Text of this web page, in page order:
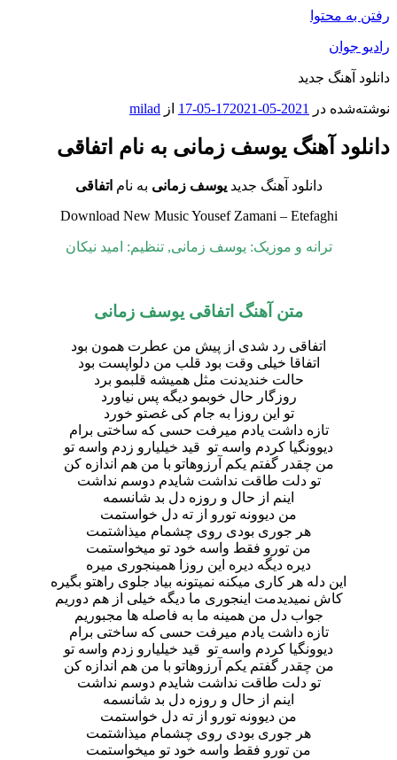
رفتن به محتوا
رادیو جوان
دانلود آهنگ جدید
نوشته‌شده در 2021-05-17
2021-05-17 از milad
دانلود آهنگ یوسف زمانی به نام اتفاقی
دانلود آهنگ جدیدیوسف زمانی به نام اتفاقی
Download New Music Yousef Zamani – Etefaghi
ترانه و موزیک: یوسف زمانی, تنظیم: امید نیکان
متن آهنگ اتفاقی یوسف زمانی
اتفاقی رد شدی از پیش من عطرت همون بود
اتفاقا خیلی وقت بود قلب من دلواپست بود
حالت خندیدنت مثل همیشه قلبمو برد
روزگار حال خوبمو دیگه پس نیاورد
تو این روزا به جام کی غصتو خورد
تازه داشت یادم میرفت حسی که ساختی برام
دیوونگیا کردم واسه تو قید خیلیارو زدم واسه تو
من چقدر گفتم یکم آرزوهاتو با من هم اندازه کن
تو دلت طاقت نداشت شایدم دوسم نداشت
اینم از حال و روزه دل بد شانسمه
من دیوونه تورو از ته دل خواستمت
هر جوری بودی روی چشمام میذاشتمت
من تورو فقط واسه خود تو میخواستمت
دیره دیگه دیره این روزا همینجوری میره
این دله هر کاری میکنه نمیتونه بیاد جلوی راهتو بگیره
کاش نمیدیدمت اینجوری ما دیگه خیلی از هم دوریم
جواب دل من همینه ما به فاصله ها مجبوریم
تازه داشت یادم میرفت حسی که ساختی برام
دیوونگیا کردم واسه تو قید خیلیارو زدم واسه تو
من چقدر گفتم یکم آرزوهاتو با من هم اندازه کن
تو دلت طاقت نداشت شایدم دوسم نداشت
اینم از حال و روزه دل بد شانسمه
من دیوونه تورو از ته دل خواستمت
هر جوری بودی روی چشمام میذاشتمت
من تورو فقط واسه خود تو میخواستمت